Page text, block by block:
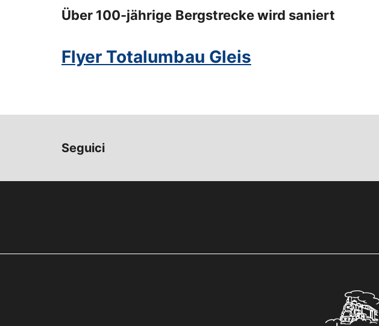
Über 100-jährige Bergstrecke wird saniert
Flyer Totalumbau Gleis
Seguici